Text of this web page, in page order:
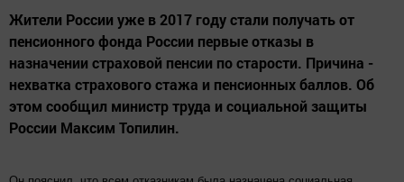
Жители России уже в 2017 году стали получать от
пенсионного фонда России первые отказы в
назначении страховой пенсии по старости. Причина -
нехватка страхового стажа и пенсионных баллов. Об
этом сообщил министр труда и социальной защиты
России Максим Топилин.